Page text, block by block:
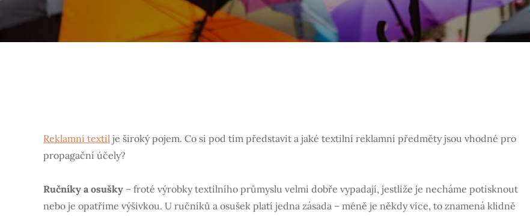
Reklamní textil je široký pojem. Co si pod tím představit a jaké textilní reklamní předměty jsou vhodné pro
propagační účely?
Ručníky a osušky – froté výrobky textilního průmyslu velmi dobře vypadají, jestliže je necháme potisknout
nebo je opatříme výšivkou. U ručníků a osušek platí jedna zásada – méně je někdy více, to znamená klidně